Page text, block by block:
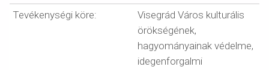
Tevékenységi köre:
Visegrád Város kulturális
örökségének,
hagyományainak védelme,
idegenforgalmi